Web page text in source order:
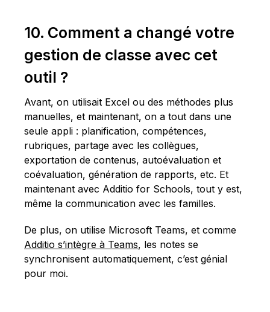
10. Comment a changé votre
gestion de classe avec cet
outil ?
Avant, on utilisait Excel ou des méthodes plus
manuelles, et maintenant, on a tout dans une
seule appli : planification, compétences,
rubriques, partage avec les collègues,
exportation de contenus, autoévaluation et
coévaluation, génération de rapports, etc. Et
maintenant avec Additio for Schools, tout y est,
même la communication avec les familles.
De plus, on utilise Microsoft Teams, et comme
Additio s’intègre à Teams, les notes se
synchronisent automatiquement, c’est génial
pour moi.